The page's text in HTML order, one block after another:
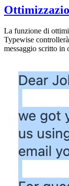
La funzione di
Typewise
messaggio scritto in